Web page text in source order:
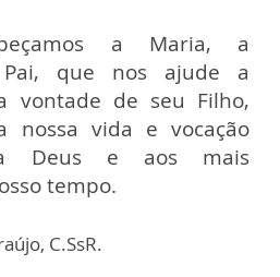
a Maria, a
Pai, que nos ajude a
vontade de seu Filho,
nossa vida e vocação
Deus e aos mais
tempo.
C.SsR.